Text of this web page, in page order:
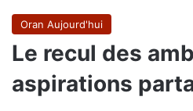
Oran Aujourd'hui
Le recul des
aspirations